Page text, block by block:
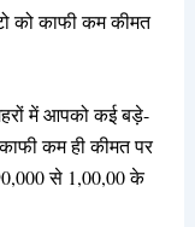
को काफी कम कीमत
में आपको कई बड़े-
कम ही कीमत पर
से 1,00,00 के